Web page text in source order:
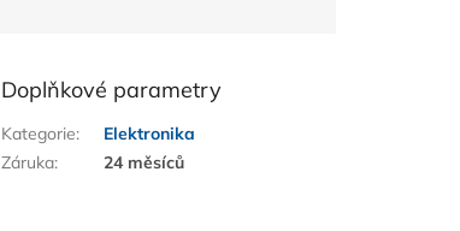
Doplňkové parametry
Kategorie:
Elektronika
Záruka: 24 měsíců